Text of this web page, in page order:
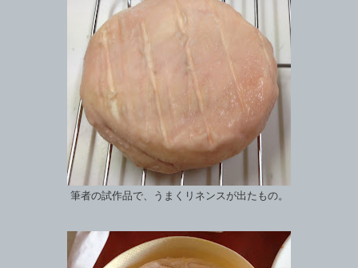
筆者の試作品で、うまくリネンスが出たもの。